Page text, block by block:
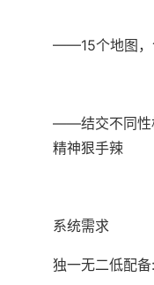
——15个地图，
——结交不同性
精神狠手辣
系统需求
独一无二低配备: